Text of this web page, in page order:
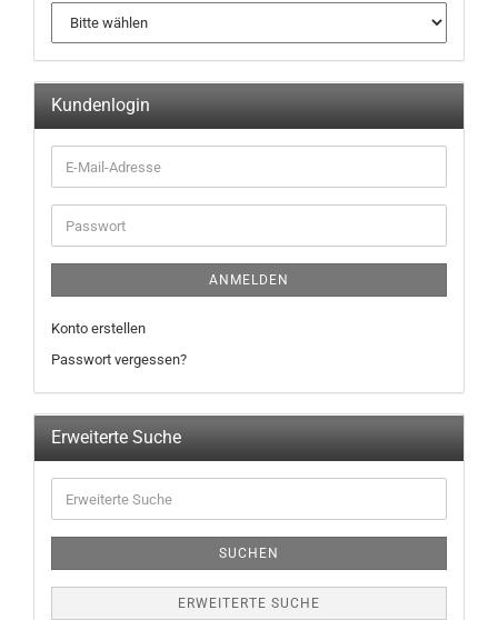
Kundenlogin
ANMELDEN
Konto erstellen
Passwort vergessen?
Erweiterte Suche
SUCHEN
ERWEITERTE SUCHE